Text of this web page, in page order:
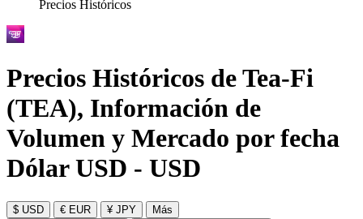
Precios Históricos
Precios Históricos de Tea-Fi
(TEA), Información de
Volumen y Mercado por fecha
Dólar USD - USD
$ USD € EUR ¥ JPY
Más